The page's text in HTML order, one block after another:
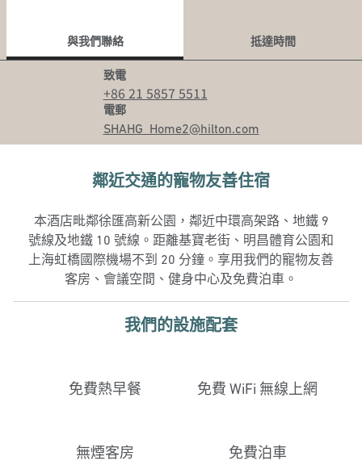
與我們聯絡
抵達時間
致電
致電
+86 21 5857 5511
電郵
電郵
SHAHG_Home2@hilton.com
鄰近交通的寵物友善住宿
本酒店毗鄰徐匯高新公園，鄰近中環高架路、地鐵 9
號線及地鐵 10 號線。距離基寶老街、明昌體育公園和
上海虹橋國際機場不到 20 分鐘。享用我們的寵物友善
客房、會議空間、健身中心及免費泊車。
我們的設施配套
免費熱早餐 免費 WiFi 無線上網
無煙客房 免費泊車